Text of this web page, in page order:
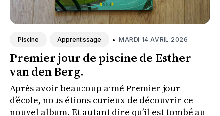
Piscine Apprentissage • MARDI 14 AVRIL 2026
Premier jour de piscine de Esther
van den Berg.
Après avoir beaucoup aimé Premier jour
d’école, nous étions curieux de découvrir ce
nouvel album. Et autant dire qu’il est tombé au